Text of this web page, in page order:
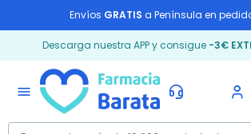
Envíos GRATIS a Península en
Descarga nuestra APP y consigue -3€
menu